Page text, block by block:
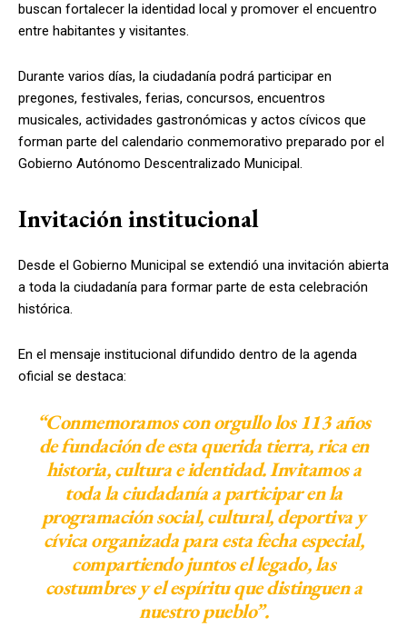
buscan fortalecer la identidad local y promover el encuentro
entre habitantes y visitantes.
Durante varios días, la ciudadanía podrá participar en
pregones, festivales, ferias, concursos, encuentros
musicales, actividades gastronómicas y actos cívicos que
forman parte del calendario conmemorativo preparado por el
Gobierno Autónomo Descentralizado Municipal.
Invitación institucional
Desde el Gobierno Municipal se extendió una invitación abierta
a toda la ciudadanía para formar parte de esta celebración
histórica.
En el mensaje institucional difundido dentro de la agenda
oficial se destaca:
“Conmemoramos con orgullo los 113 años
de fundación de esta querida tierra, rica en
historia, cultura e identidad. Invitamos a
toda la ciudadanía a participar en la
programación social, cultural, deportiva y
cívica organizada para esta fecha especial,
compartiendo juntos el legado, las
costumbres y el espíritu que distinguen a
nuestro pueblo”.